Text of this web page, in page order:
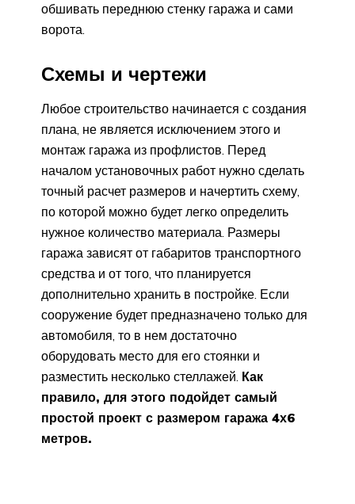
обшивать переднюю стенку гаража и сами
ворота.
Схемы и чертежи
Любое строительство начинается с создания
плана, не является исключением этого и
монтаж гаража из профлистов. Перед
началом установочных работ нужно сделать
точный расчет размеров и начертить схему,
по которой можно будет легко определить
нужное количество материала. Размеры
гаража зависят от габаритов транспортного
средства и от того, что планируется
дополнительно хранить в постройке. Если
сооружение будет предназначено только для
автомобиля, то в нем достаточно
оборудовать место для его стоянки и
разместить несколько стеллажей. Как
правило, для этого подойдет самый
простой проект с размером гаража 4х6
метров.